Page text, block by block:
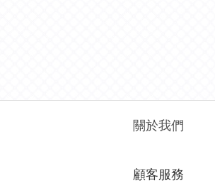
關於我們
顧客服務